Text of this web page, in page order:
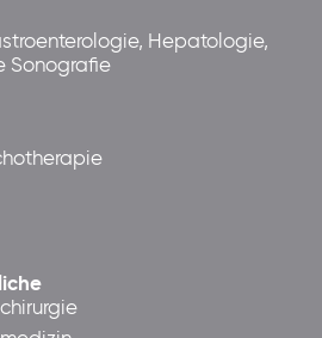
Hepatologie,
Sonografie